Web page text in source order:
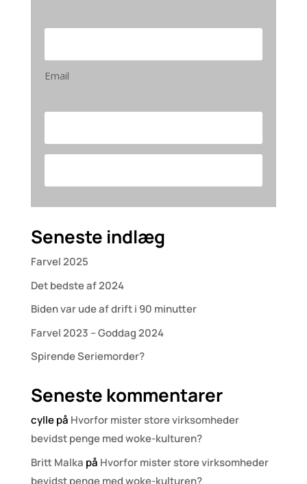
Email
Seneste indlæg
Farvel 2025
Det bedste af 2024
Biden var ude af drift i 90 minutter
Farvel 2023 – Goddag 2024
Spirende Seriemorder?
Seneste kommentarer
cyllepå Hvorfor mister store virksomheder
bevidst penge med woke-kulturen?
Britt Malka på Hvorfor mister store virksomheder
bevidst penge med woke-kulturen?